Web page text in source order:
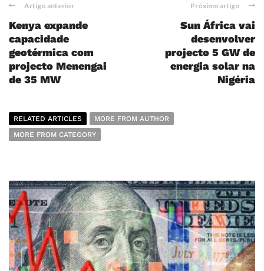
Artigo anterior
Kenya expande
capacidade
geotérmica com
projecto Menengai
de 35 MW
Próximo artigo
Sun África vai
desenvolver
projecto 5 GW de
energia solar na
Nigéria
RELATED ARTICLES
MORE FROM AUTHOR
MORE FROM CATEGORY